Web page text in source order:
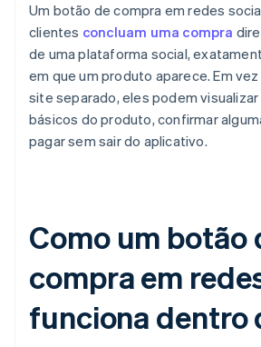
Um botão de compra em redes
clientes concluam uma compra
de uma plataforma social,
em que um produto aparece. Em
site separado, eles podem
básicos do produto, confirmar
pagar sem sair do aplicativo.
Como um botão
compra em
funciona dentro